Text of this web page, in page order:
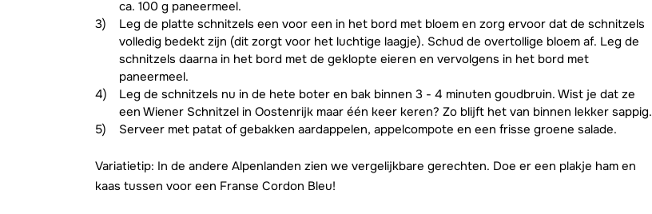
ca. 100 g paneermeel.
Leg de platte schnitzels een voor een in het bord met bloem en zorg ervoor dat de schnitzels
volledig bedekt zijn (dit zorgt voor het luchtige laagje). Schud de overtollige bloem af. Leg de
schnitzels daarna in het bord met de geklopte eieren en vervolgens in het bord met
paneermeel.
Leg de schnitzels nu in de hete boter en bak binnen 3 - 4 minuten goudbruin. Wist je dat ze
een Wiener Schnitzel in Oostenrijk maar één keer keren? Zo blijft het van binnen lekker sappig.
Serveer met patat of gebakken aardappelen, appelcompote en een frisse groene salade.
Variatietip: In de andere Alpenlanden zien we vergelijkbare gerechten. Doe er een plakje ham en
kaas tussen voor een Franse Cordon Bleu!